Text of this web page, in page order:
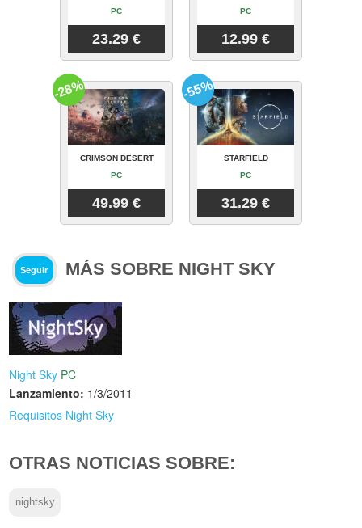
PC
23.29 €
PC
12.99 €
CRIMSON DESERT
PC
49.99 €
-28%
STARFIELD
PC
31.29 €
-55%
Seguir MÁS SOBRE NIGHT SKY
Night Sky PC
Lanzamiento: 1/3/2011
Requisitos Night Sky
OTRAS NOTICIAS SOBRE:
nightsky